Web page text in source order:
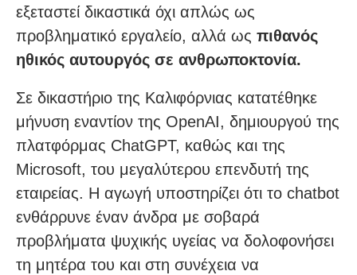
εξεταστεί δικαστικά όχι απλώς ως
προβληματικό εργαλείο, αλλά ως πιθανός
ηθικός αυτουργός σε ανθρωποκτονία.
Σε δικαστήριο της Καλιφόρνιας κατατέθηκε
μήνυση εναντίον της OpenAI, δημιουργού της
πλατφόρμας ChatGPT, καθώς και της
Microsoft, του μεγαλύτερου επενδυτή της
εταιρείας. Η αγωγή υποστηρίζει ότι το chatbot
ενθάρρυνε έναν άνδρα με σοβαρά
προβλήματα ψυχικής υγείας να δολοφονήσει
τη μητέρα του και στη συνέχεια να